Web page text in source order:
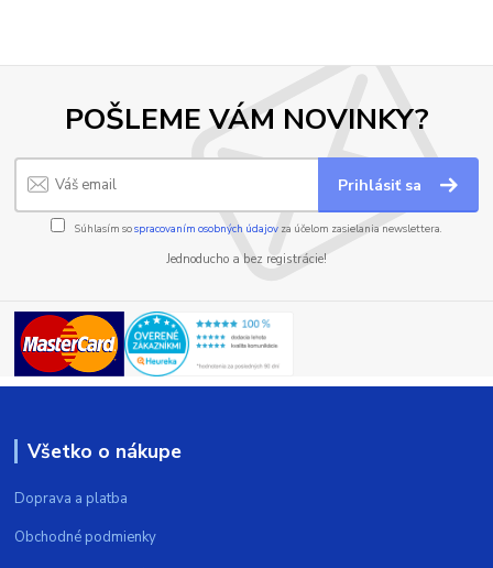
POŠLEME VÁM NOVINKY?
Prihlásiť sa
Súhlasím sospracovaním osobných údajov za účelom zasielania newslettera.
Jednoducho a bez registrácie!
Všetko o nákupe
Doprava a platba
Obchodné podmienky